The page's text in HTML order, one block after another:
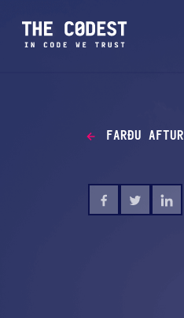
FARÐU AFTUR